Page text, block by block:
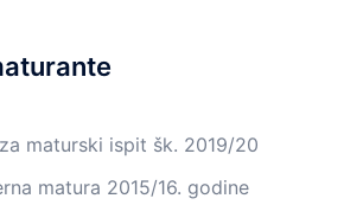
maturski ispit šk. 2019/20
matura 2015/16. godine